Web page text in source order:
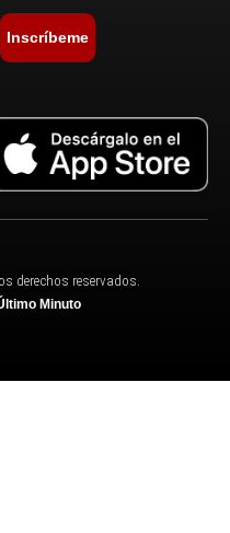
Inscríbeme
derechos reservados.
Minuto